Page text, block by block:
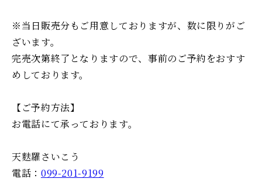
※当日販売分もご用意しておりますが、数に限りがご
ざいます。
完売次第終了となりますので、事前のご予約をおすす
めしております。
【ご予約方法】
お電話にて承っております。
天麩羅さいこう
電話： 099-201-9199